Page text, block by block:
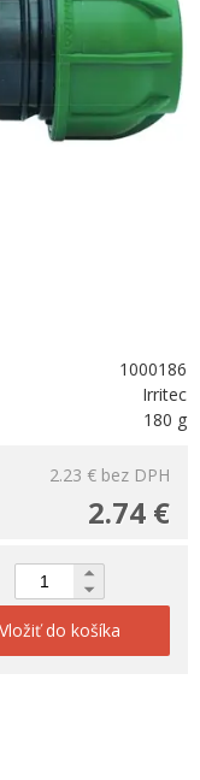
1000186
Irritec
180 g
2.23 € bez DPH
2.74 €
Vložiť do košíka